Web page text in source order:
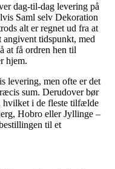
dag-til-dag levering på
Saml selv Dekoration
alt er regnet ud fra at
tidspunkt, med
at få ordren hen til
hjem.
levering, men ofte er det
sum. Derudover bør
hvilket i de fleste tilfælde
Hobro eller Jyllinge –
til et